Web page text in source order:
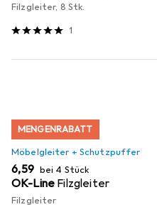
Filzgleiter, 8 Stk.
1
MENGENRABATT
Möbelgleiter + Schutzpuffer
EUR
6,59 bei 4 Stück
OK-Line Filzgleiter
Filzgleiter